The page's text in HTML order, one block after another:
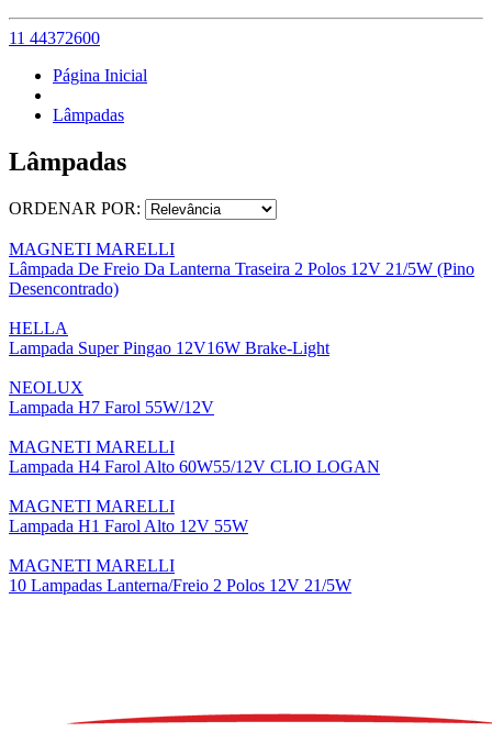
11 44372600
Página Inicial
Lâmpadas
Lâmpadas
ORDENAR POR:
MAGNETI MARELLI
Lâmpada De Freio Da Lanterna Traseira 2 Polos 12V 21/5W (Pino
Desencontrado)
HELLA
Lampada Super Pingao 12V16W Brake-Light
NEOLUX
Lampada H7 Farol 55W/12V
MAGNETI MARELLI
Lampada H4 Farol Alto 60W55/12V CLIO LOGAN
MAGNETI MARELLI
Lampada H1 Farol Alto 12V 55W
MAGNETI MARELLI
10 Lampadas Lanterna/Freio 2 Polos 12V 21/5W